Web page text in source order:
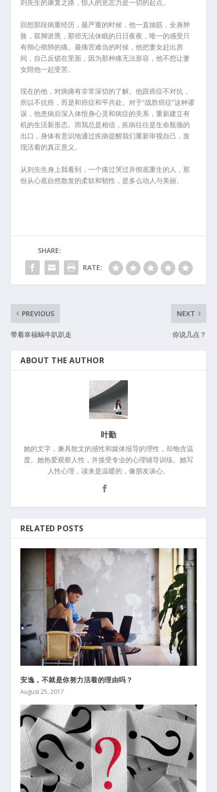
刘先生的康复之路，惊人的意志力是一切的起点。
回想那段病重经历，最严重的时候，他一直抽筋，全身肿
胀，双脚淤黑，那些无法休眠的日日夜夜，唯一的感受只
有彻心彻肺的痛。最痛苦难当的时候，他把妻女赶出房
间，自己反锁在里面，因为那种痛无法形容，他不想让妻
女陪他一起受苦。
现在的他，对病痛有非常深切的了解。他跟癌症不对抗，
所以不抗癌，而是和癌症和平共处。对于“战胜癌症”这种谬
误，他患病后深入体悟身心灵和病症的关系，重新建立有
机的生活新形态。而我总是相信，疾病往往是生命瓶颈的
出口，身体有意识地通过疾病提醒我们重新审视自己，发
现活着的真正意义。
从刘先生身上我看到，一个痛过哭过并彻底重生的人，那
份从心底自然散发的柔软和韧性，是多么动人与美丽。
SHARE:
RATE:
PREVIOUS
带着幸福蜗牛趴趴走
NEXT
你说几点？
ABOUT THE AUTHOR
叶勤
她的文字，兼具散文的感性和媒体报导的理性，却饱含温
度。她热爱观察人性，并接受专业的心理辅导训练。她写
人性心理，读来是温暖的，像朋友谈心。
RELATED POSTS
安逸，不就是你努力活着的理由吗？
August 25, 2017